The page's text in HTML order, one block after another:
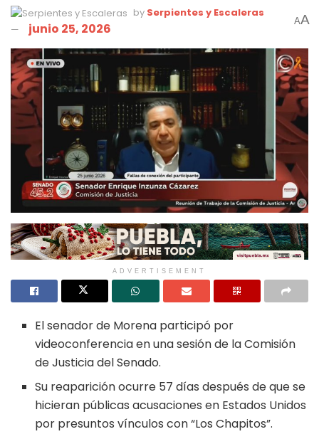
by Serpientes y Escaleras
junio 25, 2026 AA
ADVERTISEMENT
El senador de Morena participó por
videoconferencia en una sesión de la Comisión
de Justicia del Senado.
Su reaparición ocurre 57 días después de que se
hicieran públicas acusaciones en Estados Unidos
por presuntos vínculos con “Los Chapitos”.